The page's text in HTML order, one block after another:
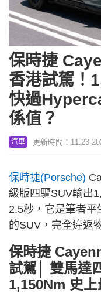
保時捷
香港試駕！
快過
係值？
汽車 更新時間：11:23
保時捷(Porsche)
級版四驅SUV輸出
2.5秒，它是筆者
的SUV，完全違返
保時捷
試駕│ 雙馬達
1,150Nm 史上